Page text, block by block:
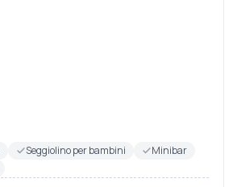
Seggiolino per bambini
Minibar